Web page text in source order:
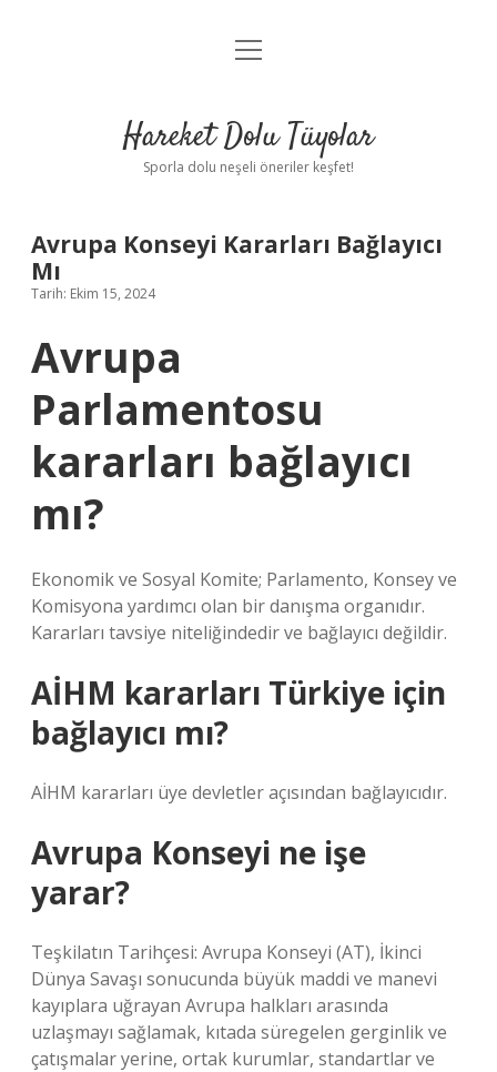
Anasayfa
Yasal Uyarı
menüyü
Hareket Dolu Tüyolar
Sporla dolu neşeli öneriler keşfet!
Avrupa Konseyi Kararları Bağlayıcı
Mı
Tarih: Ekim 15, 2024
Avrupa
Parlamentosu
kararları bağlayıcı
mı?
Ekonomik ve Sosyal Komite; Parlamento, Konsey ve
Komisyona yardımcı olan bir danışma organıdır.
Kararları tavsiye niteliğindedir ve bağlayıcı değildir.
AİHM kararları Türkiye için
bağlayıcı mı?
AİHM kararları üye devletler açısından bağlayıcıdır.
Avrupa Konseyi ne işe
yarar?
Teşkilatın Tarihçesi: Avrupa Konseyi (AT), İkinci
Dünya Savaşı sonucunda büyük maddi ve manevi
kayıplara uğrayan Avrupa halkları arasında
uzlaşmayı sağlamak, kıtada süregelen gerginlik ve
çatışmalar yerine, ortak kurumlar, standartlar ve